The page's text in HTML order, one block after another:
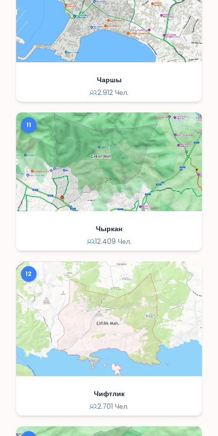
Чаршы
2.912 Чел.
11
Чыркан
12.409 Чел.
12
Чифтлик
2.701 Чел.